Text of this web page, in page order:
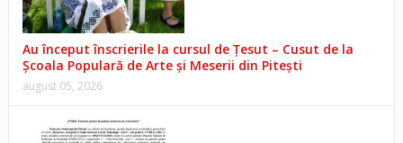
Au început înscrierile la cursul de Țesut – Cusut de la
Școala Populară de Arte și Meserii din Pitești
august 05, 2026